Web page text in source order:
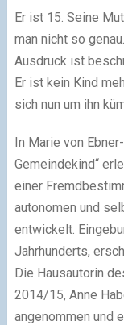
Er ist 15. Seine
man nicht so
Ausdruck ist
Er ist kein Kind
sich nun um ihn
In Marie von
Gemeindekind“
einer
autonomen und
entwickelt.
Jahrhunderts,
Die Hausautorin
2014/15, Anne
angenommen und